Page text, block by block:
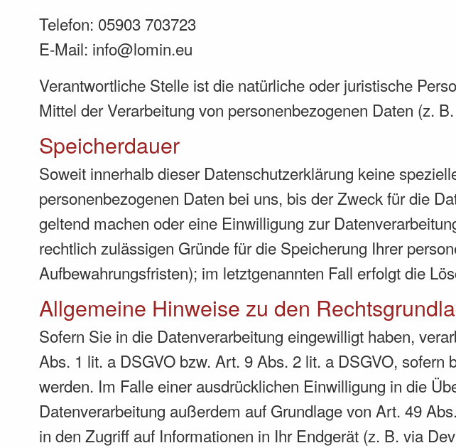
Telefon: 05903 703723
E-Mail: info@lomin.eu
Verantwortliche Stelle ist die natürliche oder juristische
Mittel der Verarbeitung von personenbezogenen Daten (z.
Speicherdauer
Soweit innerhalb dieser Datenschutzerklärung keine
personenbezogenen Daten bei uns, bis der Zweck für die
geltend machen oder eine Einwilligung zur
rechtlich zulässigen Gründe für die Speicherung Ihrer
Aufbewahrungsfristen); im letztgenannten Fall erfolgt die
Allgemeine Hinweise zu den
Sofern Sie in die Datenverarbeitung eingewilligt haben,
Abs. 1 lit. a DSGVO bzw. Art. 9 Abs. 2 lit. a DSGVO,
werden. Im Falle einer ausdrücklichen Einwilligung in die
Datenverarbeitung außerdem auf Grundlage von Art. 49
in den Zugriff auf Informationen in Ihr Endgerät (z. B. via